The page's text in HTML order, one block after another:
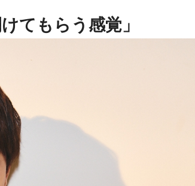
てもらう感覚」